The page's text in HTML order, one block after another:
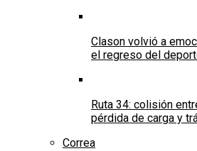
Clason volvió a
el regreso del
Ruta 34: colisión
pérdida de carga y
Correa